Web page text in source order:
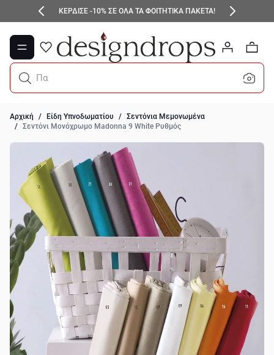
ΚΕΡΔΙΣΕ -10% ΣΕ ΟΛΑ ΤΑ ΦΟΙΤΗΤΙΚΑ ΠΑΚΕΤΑ!
Μετάβαση στο περιεχόμενο
0
Παπου
Αρχική / Είδη Υπνοδωματίου / Σεντόνια Μεμονωμένα
/ Σεντόνι Μονόχρωμο Madonna 9 White Ρυθμός